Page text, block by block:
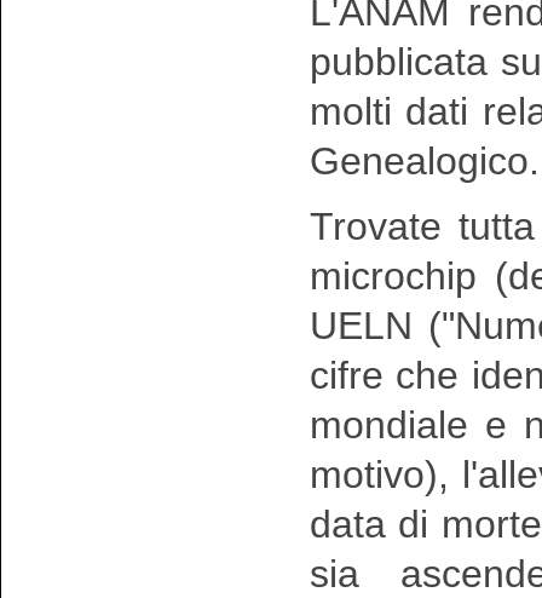
L'ANAM
pubblicata
molti dati
Genealogico.
Trovate
microchip
UELN (
cifre che
mondiale e
motivo),
data di
sia